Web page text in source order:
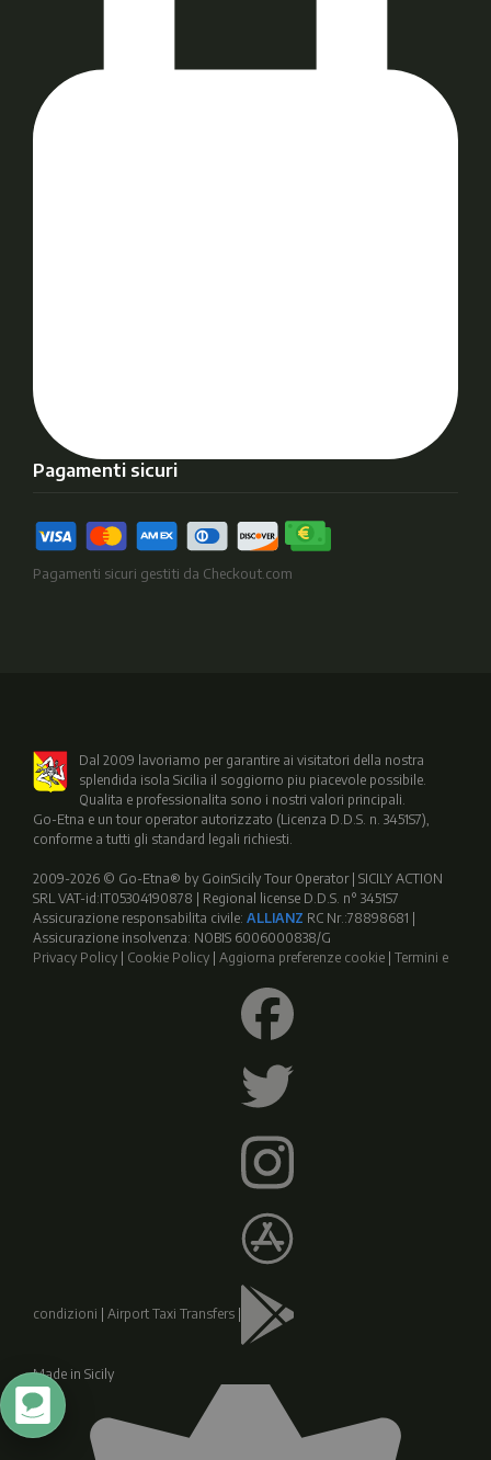
Pagamenti sicuri
Pagamenti sicuri gestiti da Checkout.com
Dal 2009 lavoriamo per garantire ai visitatori della nostra
splendida isola Sicilia il soggiorno piu piacevole possibile.
Qualita e professionalita sono i nostri valori principali.
Go-Etna e un tour operator autorizzato (Licenza D.D.S. n. 3451S7),
conforme a tutti gli standard legali richiesti.
2009-2026 © Go-Etna® by GoinSicily Tour Operator | SICILY ACTION
SRL VAT-id:IT05304190878 | Regional license D.D.S. n° 3451S7
Assicurazione responsabilita civile: ALLIANZ RC Nr.:78898681 |
Assicurazione insolvenza: NOBIS 6006000838/G
Privacy Policy
Cookie Policy Aggiorna preferenze cookie Termini e
condizioni | Airport Taxi Transfers |
Made in Sicily